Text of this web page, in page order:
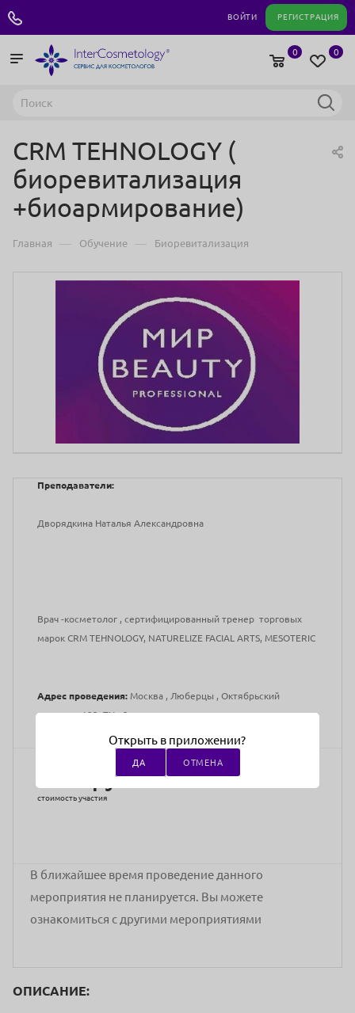
ВОЙТИ РЕГИСТРАЦИЯ
0
0
CRM TEHNOLOGY (
биоревитализация
+биоармирование)
Главная — Обучение — Биоревитализация
Преподаватели:
Дворядкина Наталья Александровна
Врач -косметолог , сертифицированный тренер торговых
марок CRM TEHNOLOGY, NATURELIZE FACIAL ARTS, MESOTERIC
Адрес проведения: Москва , Люберцы , Октябрьский
проспект 193, ТЦ , 2-этаж
1000 руб.
стоимость участия
В ближайшее время проведение данного
мероприятия не планируется. Вы можете
ознакомиться с другими мероприятиями
ОПИСАНИЕ:
Открыть в приложении?
ДА ОТМЕНА